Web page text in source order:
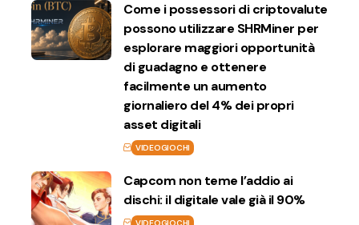
Come i possessori di criptovalute
possono utilizzare SHRMiner per
esplorare maggiori opportunità
di guadagno e ottenere
facilmente un aumento
giornaliero del 4% dei propri
asset digitali
VIDEOGIOCHI
Capcom non teme l’addio ai
dischi: il digitale vale già il 90%